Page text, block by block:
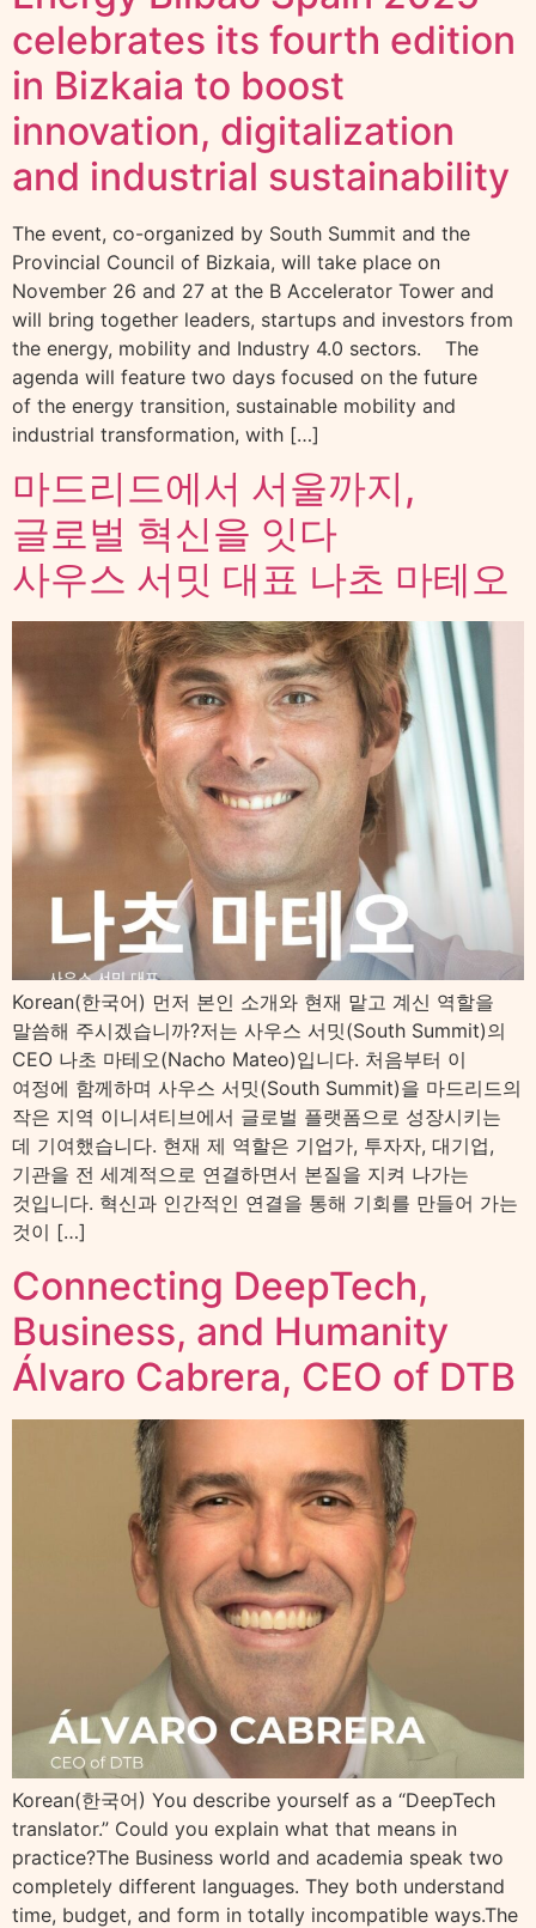
celebrates its fourth edition
in Bizkaia to boost
innovation, digitalization
and industrial sustainability
The event, co-organized by South Summit and the
Provincial Council of Bizkaia, will take place on
November 26 and 27 at the B Accelerator Tower and
will bring together leaders, startups and investors from
the energy, mobility and Industry 4.0 sectors. The
agenda will feature two days focused on the future
of the energy transition, sustainable mobility and
industrial transformation, with […]
마드리드에서 서울까지,
글로벌 혁신을 잇다
사우스 서밋 대표 나초 마테오
Korean(한국어) 먼저 본인 소개와 현재 맡고 계신 역할을
말씀해 주시겠습니까?저는 사우스 서밋(South Summit)의
CEO 나초 마테오(Nacho Mateo)입니다. 처음부터 이
여정에 함께하며 사우스 서밋(South Summit)을 마드리드의
작은 지역 이니셔티브에서 글로벌 플랫폼으로 성장시키는
데 기여했습니다. 현재 제 역할은 기업가, 투자자, 대기업,
기관을 전 세계적으로 연결하면서 본질을 지켜 나가는
것입니다. 혁신과 인간적인 연결을 통해 기회를 만들어 가는
것이 […]
Connecting DeepTech,
Business, and Humanity
Álvaro Cabrera, CEO of DTB
Korean(한국어) You describe yourself as a “DeepTech
translator.” Could you explain what that means in
practice?The Business world and academia speak two
completely different languages. They both understand
time, budget, and form in totally incompatible ways.The